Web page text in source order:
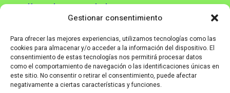
Gestionar consentimiento
Para ofrecer las mejores experiencias, utilizamos tecnologías como las
cookies para almacenar y/o acceder a la información del dispositivo. El
consentimiento de estas tecnologías nos permitirá procesar datos
como el comportamiento de navegación o las identificaciones únicas en
este sitio. No consentir o retirar el consentimiento, puede afectar
negativamente a ciertas características y funciones.
Política de privacidad
Info contacto
info@corebmusic.es